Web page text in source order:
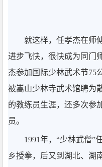
就这样，任孝杰在师
进步飞快，很快成为同门
杰参加国际少林武术节75
被嵩山少林寺武术馆聘为
的教练员生涯，还多次参
员。
1991年，“少林武僧”
乡授拳，后又到湖北、湖